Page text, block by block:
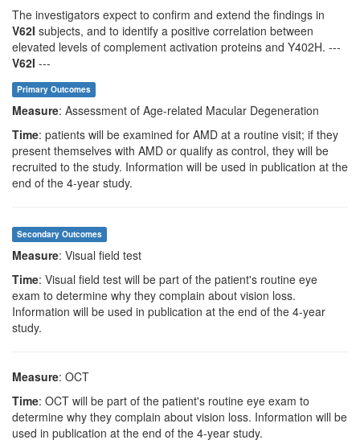
The investigators expect to confirm and extend the findings in
V62I subjects, and to identify a positive correlation between
elevated levels of complement activation proteins and Y402H. ---
V62I ---
Primary Outcomes
Measure: Assessment of Age-related Macular Degeneration
Time: patients will be examined for AMD at a routine visit; if they
present themselves with AMD or qualify as control, they will be
recruited to the study. Information will be used in publication at the
end of the 4-year study.
Secondary Outcomes
Measure: Visual field test
Time: Visual field test will be part of the patient's routine eye
exam to determine why they complain about vision loss.
Information will be used in publication at the end of the 4-year
study.
Measure: OCT
Time: OCT will be part of the patient's routine eye exam to
determine why they complain about vision loss. Information will be
used in publication at the end of the 4-year study.